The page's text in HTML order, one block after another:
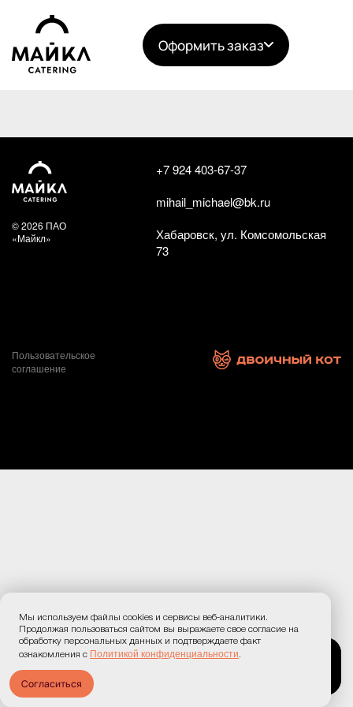
Оформить заказ
© 2026 ПАО
«Майкл»
+7 924 403-67-37
mihail_michael@bk.ru
Хабаровск, ул. Комсомольская
73
Пользовательское
соглашение
Мы используем файлы cookies и сервисы веб-аналитики.
Продолжая пользоваться сайтом вы выражаете свое согласие на
обработку персональных данных и подтверждаете факт
ознакомления с Политикой конфиденциальности.
СогласитьсяПраздничное меню